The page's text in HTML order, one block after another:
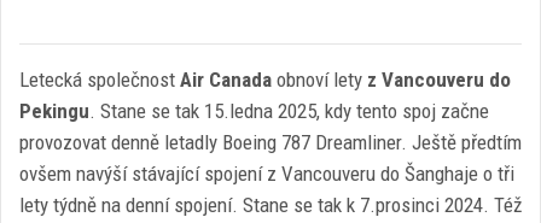
Letecká společnost Air Canada obnoví lety z Vancouveru do
Pekingu. Stane se tak 15.ledna 2025, kdy tento spoj začne
provozovat denně letadly Boeing 787 Dreamliner. Ještě předtím
ovšem navýší stávající spojení z Vancouveru do Šanghaje o tři
lety týdně na denní spojení. Stane se tak k 7.prosinci 2024. Též